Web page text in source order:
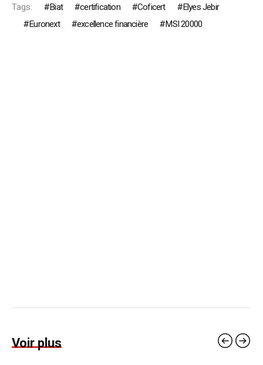
Tags: Biat certification Coficert
Elyes Jebir
Euronext
excellence financière MSI 20000
Voir plus